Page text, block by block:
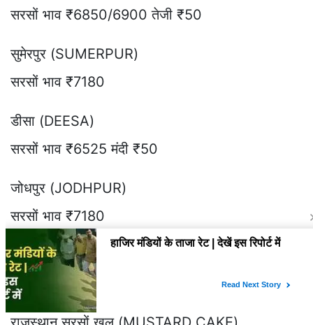
सरसों भाव ₹6850/6900 तेजी ₹50
सुमेरपुर (SUMERPUR)
सरसों भाव ₹7180
डीसा (DEESA)
सरसों भाव ₹6525 मंदी ₹50
जोधपुर (JODHPUR)
सरसों भाव ₹7180
सिर्फ 600 रुपये में 6 महीने तक Whatsapp पर भाव और
रिपोर्ट पाने के लिए 9729757540 पर मैसेज करे |